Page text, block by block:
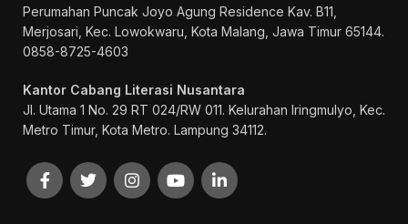
Perumahan Puncak Joyo Agung Residence Kav. B11,
Merjosari, Kec. Lowokwaru, Kota Malang, Jawa Timur 65144.
0858-8725-4603
Kantor Cabang Literasi Nusantara
Jl. Utama 1 No. 29 RT 024/RW 011. Kelurahan Iringmulyo, Kec.
Metro Timur, Kota Metro. Lampung 34112.